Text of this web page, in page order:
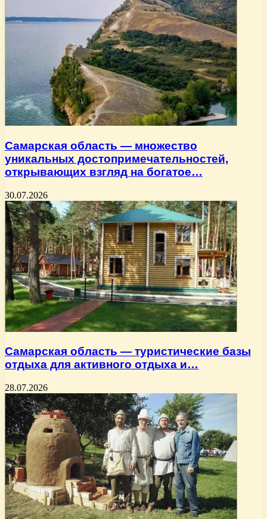
Самарская область — множество
уникальных достопримечательностей,
открывающих взгляд на богатое…
30.07.2026
Самарская область — туристические базы
отдыха для активного отдыха и…
28.07.2026